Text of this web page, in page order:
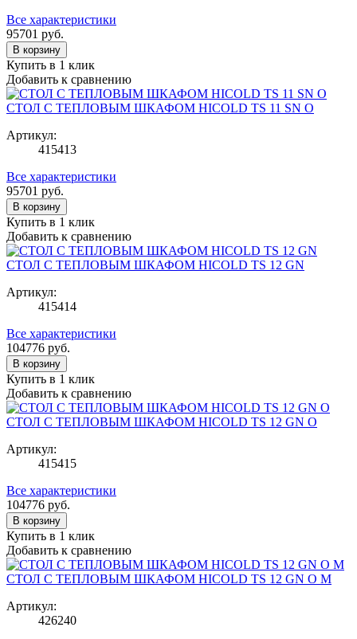
Все характеристики
95701 руб.
В корзину
Купить в 1 клик
Добавить к сравнению
СТОЛ С ТЕПЛОВЫМ ШКАФОМ HICOLD TS 11 SN О
Артикул:
415413
Все характеристики
95701 руб.
В корзину
Купить в 1 клик
Добавить к сравнению
СТОЛ С ТЕПЛОВЫМ ШКАФОМ HICOLD TS 12 GN
Артикул:
415414
Все характеристики
104776 руб.
В корзину
Купить в 1 клик
Добавить к сравнению
СТОЛ С ТЕПЛОВЫМ ШКАФОМ HICOLD TS 12 GN O
Артикул:
415415
Все характеристики
104776 руб.
В корзину
Купить в 1 клик
Добавить к сравнению
СТОЛ С ТЕПЛОВЫМ ШКАФОМ HICOLD TS 12 GN O M
Артикул:
426240